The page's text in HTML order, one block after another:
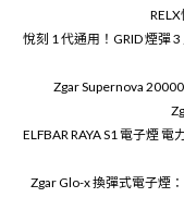
悅刻 1 代通用！GRID 煙彈
Zgar Supernova
ELFBAR RAYA S1 電子煙
Zgar Glo-x 換彈式電子煙